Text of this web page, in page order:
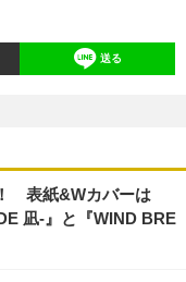
送る
表紙&Wカバーは
凪-』と『WIND BRE